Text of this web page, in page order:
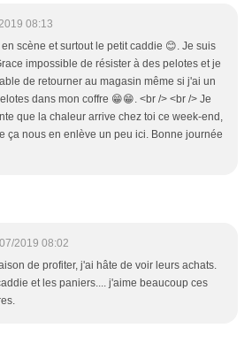
08:13
scène et surtout le petit caddie 😊. Je suis
impossible de résister à des pelotes et je
de retourner au magasin même si j'ai un
dans mon coffre 😁😁. <br /> <br /> Je
que la chaleur arrive chez toi ce week-end,
ça nous en enlève un peu ici. Bonne journée
2019 08:02
de profiter, j'ai hâte de voir leurs achats.
et les paniers.... j'aime beaucoup ces